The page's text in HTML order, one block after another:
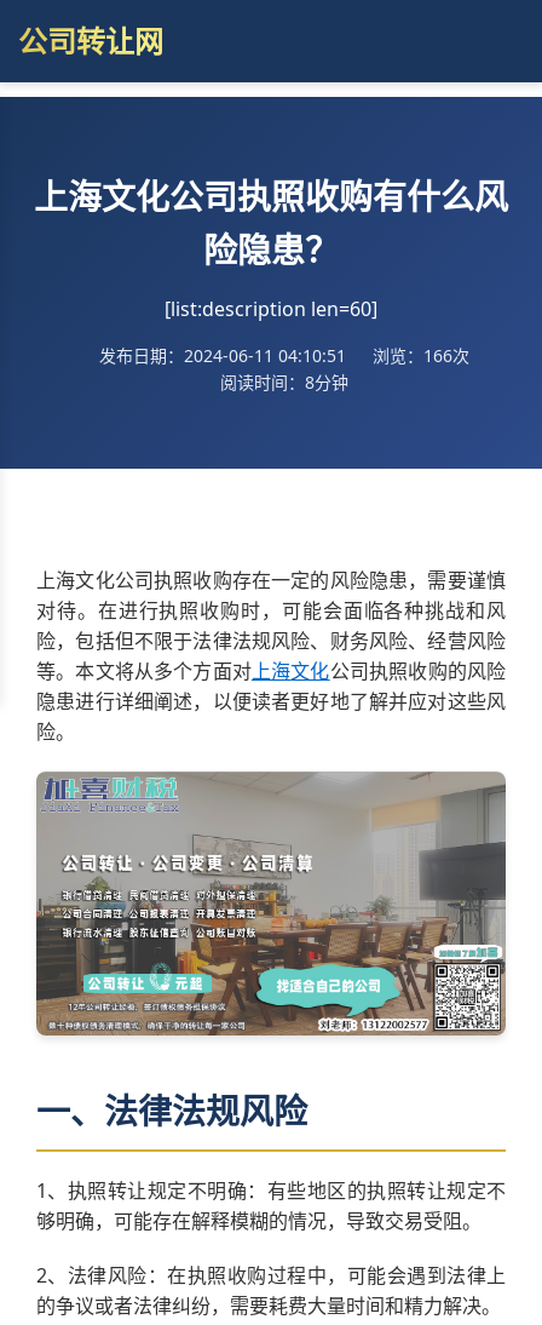
公司转让网
上海文化公司执照收购有什么风
险隐患？
[list:description len=60]
发布日期：2024-06-11 04:10:51
浏览：166次
阅读时间：8分钟
上海文化公司执照收购存在一定的风险隐患，需要谨慎
对待。在进行执照收购时，可能会面临各种挑战和风
险，包括但不限于法律法规风险、财务风险、经营风险
等。本文将从多个方面对上海文化公司执照收购的风险
隐患进行详细阐述，以便读者更好地了解并应对这些风
险。
一、法律法规风险
1、执照转让规定不明确：有些地区的执照转让规定不
够明确，可能存在解释模糊的情况，导致交易受阻。
2、法律风险：在执照收购过程中，可能会遇到法律上
的争议或者法律纠纷，需要耗费大量时间和精力解决。